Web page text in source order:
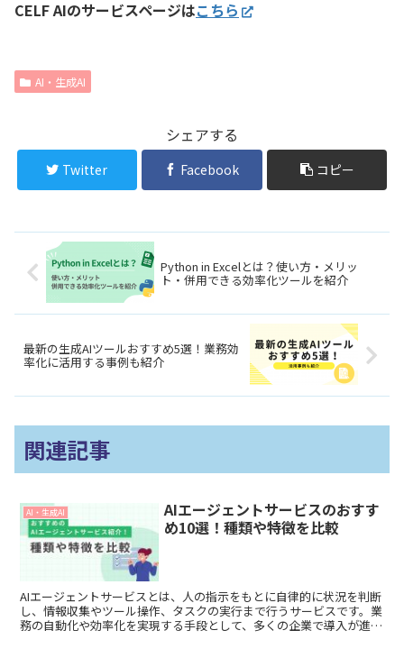
CELF AIのサービスページはこちら
AI・生成AI
シェアする
Twitter Facebook コピー
Python in Excelとは？使い方・メリッ
ト・併用できる効率化ツールを紹介
最新の生成AIツールおすすめ5選！業務効
率化に活用する事例も紹介
関連記事
AI・生成AI
AIエージェントサービスのおすす
め10選！種類や特徴を比較
AIエージェントサービスとは、人の指示をもとに自律的に状況を判断
し、情報収集やツール操作、タスクの実行まで行うサービスです。業
務の自動化や効率化を実現する手段として、多くの企業で導入が進ん